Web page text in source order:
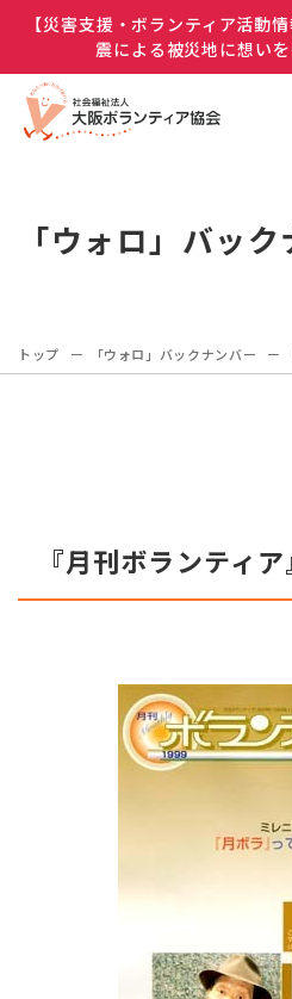
【災害支援・ボランティア活動
震による被災地に想い
「ウォロ」バッ
トップ 「ウォロ」バックナンバー
『月刊ボランティ